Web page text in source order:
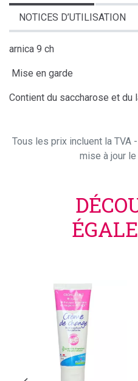
NOTICES D’UTILISATION
arnica 9 ch
Mise en garde
Contient du saccharose et du
Tous les prix incluent la TVA
mise à jour